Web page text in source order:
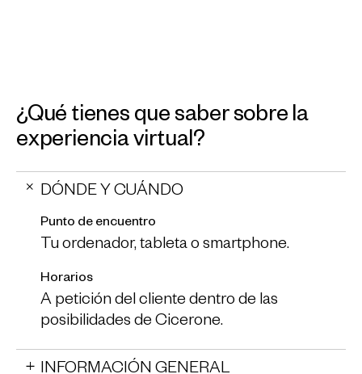
¿Qué tienes que saber sobre la
experiencia virtual?
DÓNDE Y CUÁNDO
Punto de encuentro
Tu ordenador, tableta o smartphone.
Horarios
A petición del cliente dentro de las
posibilidades de Cicerone.
INFORMACIÓN GENERAL